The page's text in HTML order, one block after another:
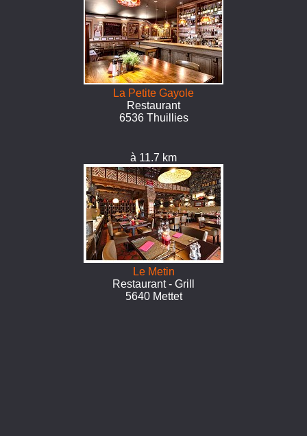
La Petite Gayole
Restaurant
6536 Thuillies
à 11.7 km
Le Metin
Restaurant - Grill
5640 Mettet